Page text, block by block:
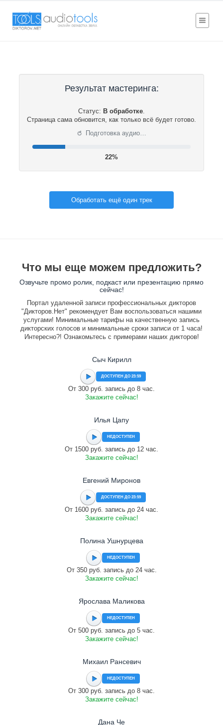
Результат мастеринга:
Статус: В обработке.
Страница сама обновится, как только всё будет готово.
⟳ Подготовка аудио…
22%
Обработать ещё один трек
Что мы еще можем предложить?
Озвучьте промо ролик, подкаст или презентацию прямо
сейчас!
Портал удаленной записи профессиональных дикторов
"Дикторов.Нет" рекомендует Вам воспользоваться нашими
услугами! Минимальные тарифы на качественную запись
дикторских голосов и минимальные сроки записи от 1 часа!
Интересно?! Ознакомьтесь с примерами наших дикторов!
Сыч Кирилл
ДОСТУПЕН ДО 23:59
От 300 руб. запись до 8 час.
Закажите сейчас!
Илья Цапу
НЕДОСТУПЕН
От 1500 руб. запись до 12 час.
Закажите сейчас!
Евгений Миронов
ДОСТУПЕН ДО 23:59
От 1600 руб. запись до 24 час.
Закажите сейчас!
Полина Ушнурцева
НЕДОСТУПЕН
От 350 руб. запись до 24 час.
Закажите сейчас!
Ярослава Маликова
НЕДОСТУПЕН
От 500 руб. запись до 5 час.
Закажите сейчас!
Михаил Рансевич
НЕДОСТУПЕН
От 300 руб. запись до 8 час.
Закажите сейчас!
Дана Че